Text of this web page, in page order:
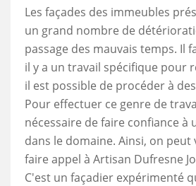
Les façades des immeubles
un grand nombre de
passage des mauvais temps. Il
il y a un travail spécifique pour
il est possible de procéder à
Pour effectuer ce genre de
nécessaire de faire confiance à
dans le domaine. Ainsi, on peut
faire appel à Artisan Dufresne
C'est un façadier expérimenté